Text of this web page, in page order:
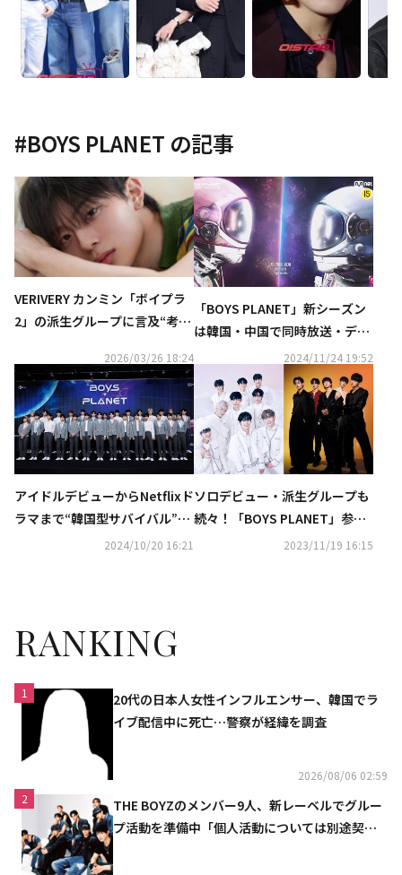
#BOYS PLANET の記事
VERIVERY カンミン「ボイプラ
2」の派生グループに言及“考え
2026/03/26 18:24
「BOYS PLANET」新シーズン
は韓国・中国で同時放送・デビ
ュー！「2024 MAMA」での予
告が早くも話題
2024/11/24 19:52
アイドルデビューからNetflixド
ラマまで“韓国型サバイバル”の
人気の理由とは？2024/10/20 16:21
ソロデビュー・派生グループも
続々！「BOYS PLANET」参加
者が大活躍中…近況に注目
2023/11/19 16:15
RANKING
1
20代の日本人女性インフルエンサー、韓国でラ
イブ配信中に死亡…警察が経緯を調査
2026/08/06 02:59
2
THE BOYZのメンバー9人、新レーベルでグルー
プ活動を準備中「個人活動については別途契約